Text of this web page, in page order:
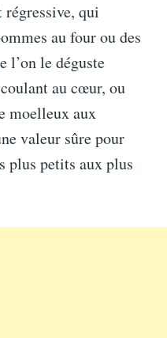
régressive, qui
au four ou des
l’on le déguste
au cœur, ou
moelleux aux
valeur sûre pour
plus petits aux plus